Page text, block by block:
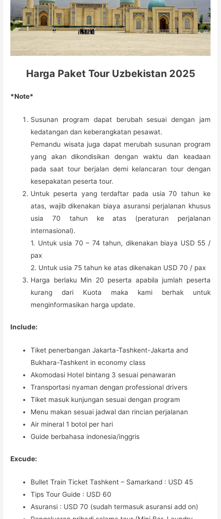
Harga Paket Tour Uzbekistan 2025
*Note*
Susunan program dapat berubah sesuai dengan jam
kedatangan dan keberangkatan pesawat.
Pemandu wisata juga dapat merubah susunan program
yang akan dikondisikan dengan waktu dan keadaan
pada saat tour berjalan demi kelancaran tour dengan
kesepakatan peserta tour.
Untuk peserta yang terdaftar pada usia 70 tahun ke
atas, wajib dikenakan biaya asuransi perjalanan khusus
usia 70 tahun ke atas (peraturan perjalanan
internasional).
1. Untuk usia 70 – 74 tahun, dikenakan biaya USD 55 /
pax
2. Untuk usia 75 tahun ke atas dikenakan USD 70 / pax
Harga berlaku Min 20 peserta apabila jumlah peserta
kurang dari Kuota maka kami berhak untuk
menginformasikan harga update.
Include:
Tiket penerbangan Jakarta-Tashkent-Jakarta and
Bukhara-Tashkent in economy class
Akomodasi Hotel bintang 3 sesuai penawaran
Transportasi nyaman dengan professional drivers
Tiket masuk kunjungan sesuai dengan program
Menu makan sesuai jadwal dan rincian perjalanan
Air mineral 1 botol per hari
Guide berbahasa indonesia/inggris
Excude:
Bullet Train Ticket Tashkent – Samarkand : USD 45
Tips Tour Guide : USD 60
Asuransi : USD 70 (sudah termasuk asuransi add on)